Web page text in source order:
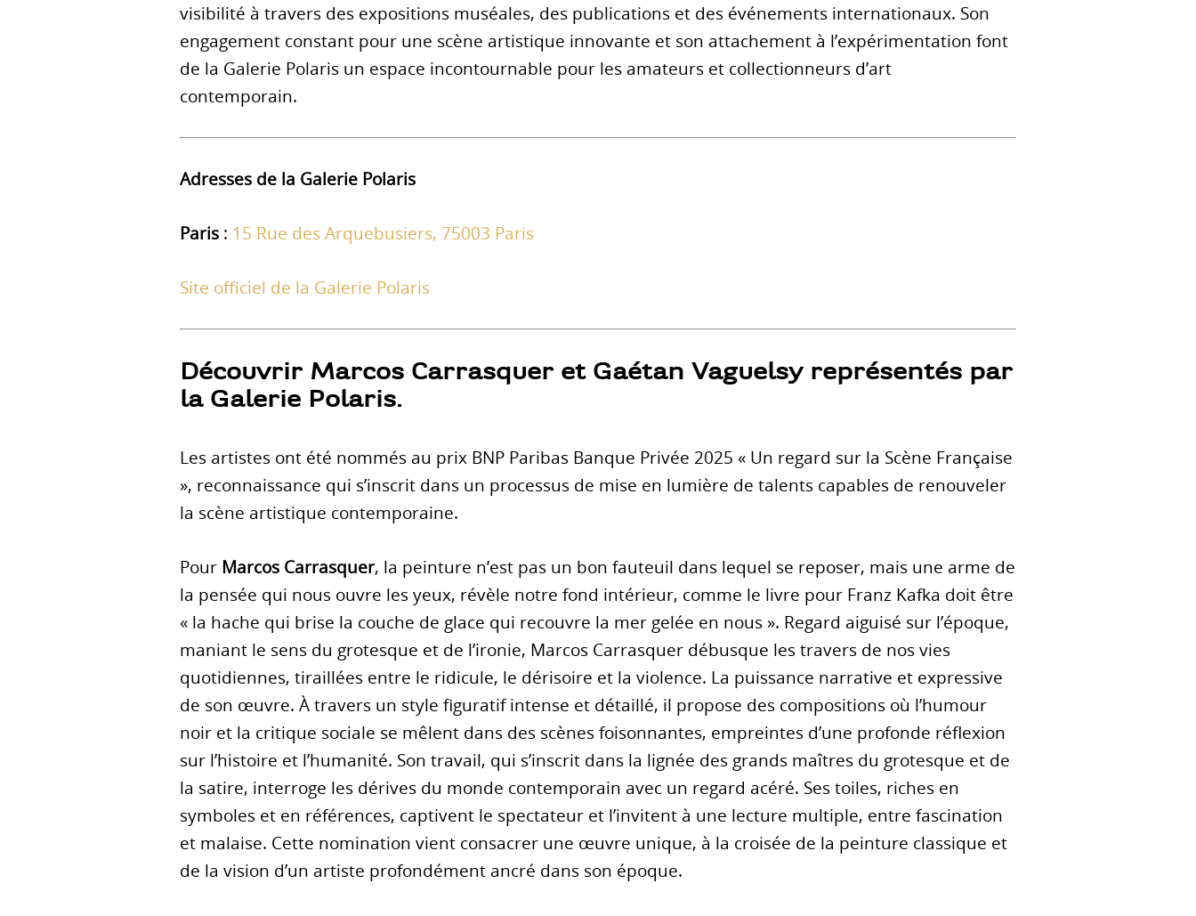
visibilité à travers des expositions muséales, des publications et des événements internationaux. Son
engagement constant pour une scène artistique innovante et son attachement à l’expérimentation font
de la Galerie Polaris un espace incontournable pour les amateurs et collectionneurs d’art
contemporain.
Adresses de la Galerie Polaris
Paris: 15 Rue des Arquebusiers, 75003 Paris
Site officiel de la Galerie Polaris
Découvrir Marcos Carrasquer et Gaétan Vaguelsy représentés par
la Galerie Polaris.
Les artistes ont été nommés au prix BNP Paribas Banque Privée 2025 « Un regard sur la Scène Française
», reconnaissance qui s’inscrit dans un processus de mise en lumière de talents capables de renouveler
la scène artistique contemporaine.
Pour Marcos Carrasquer, la peinture n’est pas un bon fauteuil dans lequel se reposer, mais une arme de
la pensée qui nous ouvre les yeux, révèle notre fond intérieur, comme le livre pour Franz Kafka doit être
« la hache qui brise la couche de glace qui recouvre la mer gelée en nous ». Regard aiguisé sur l’époque,
maniant le sens du grotesque et de l’ironie, Marcos Carrasquer débusque les travers de nos vies
quotidiennes, tiraillées entre le ridicule, le dérisoire et la violence. La puissance narrative et expressive
de son œuvre. À travers un style figuratif intense et détaillé, il propose des compositions où l’humour
noir et la critique sociale se mêlent dans des scènes foisonnantes, empreintes d’une profonde réflexion
sur l’histoire et l’humanité. Son travail, qui s’inscrit dans la lignée des grands maîtres du grotesque et de
la satire, interroge les dérives du monde contemporain avec un regard acéré. Ses toiles, riches en
symboles et en références, captivent le spectateur et l’invitent à une lecture multiple, entre fascination
et malaise. Cette nomination vient consacrer une œuvre unique, à la croisée de la peinture classique et
de la vision d’un artiste profondément ancré dans son époque.